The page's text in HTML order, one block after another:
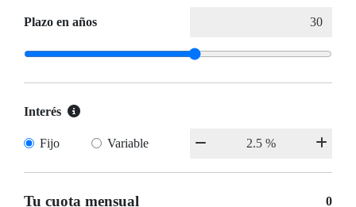
Plazo en años
Interés
Fijo Variable
Tu cuota mensual 0